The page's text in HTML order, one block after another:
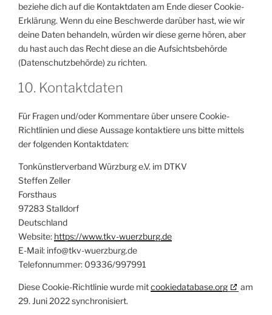
beziehe dich auf die Kontaktdaten am Ende dieser Cookie-
Erklärung. Wenn du eine Beschwerde darüber hast, wie wir
deine Daten behandeln, würden wir diese gerne hören, aber
du hast auch das Recht diese an die Aufsichtsbehörde
(Datenschutzbehörde) zu richten.
10. Kontaktdaten
Für Fragen und/oder Kommentare über unsere Cookie-
Richtlinien und diese Aussage kontaktiere uns bitte mittels
der folgenden Kontaktdaten:
Tonkünstlerverband Würzburg e.V. im DTKV
Steffen Zeller
Forsthaus
97283 Stalldorf
Deutschland
Website: https://www.tkv-wuerzburg.de
E-Mail: info@tkv-wuerzburg.de
Telefonnummer: 09336/997991
Diese Cookie-Richtlinie wurde mitcookiedatabase.org
am
29. Juni 2022 synchronisiert.